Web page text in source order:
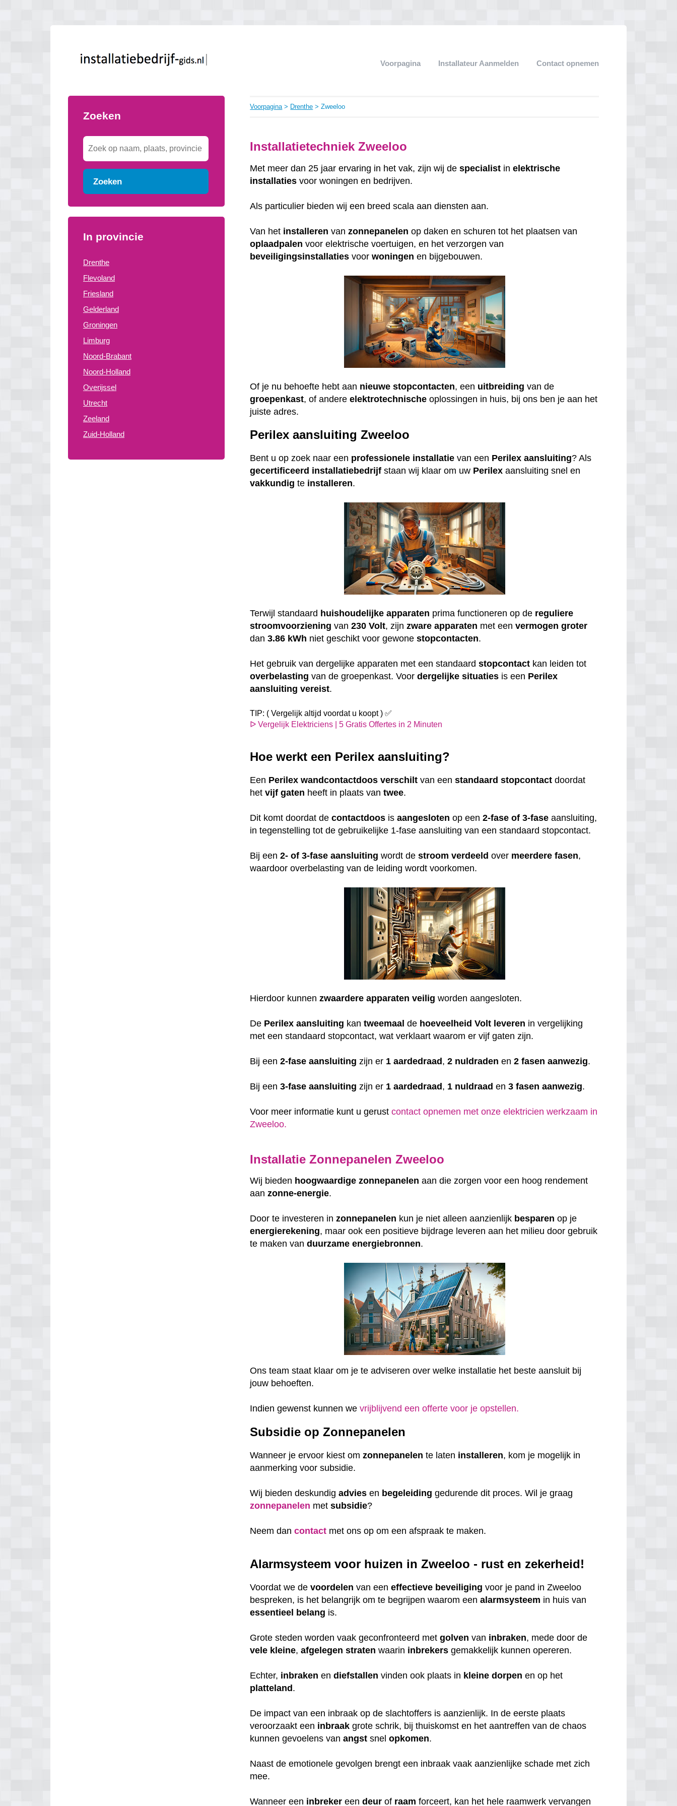
Voorpagina Installateur Aanmelden Contact opnemen
Zoeken
Zoeken
In provincie
Drenthe
Flevoland
Friesland
Gelderland
Groningen
Limburg
Noord-Brabant
Noord-Holland
Overijssel
Utrecht
Zeeland
Zuid-Holland
Voorpagina> Drenthe > Zweeloo
Installatietechniek Zweeloo
Met meer dan 25 jaar ervaring in het vak, zijn wij despecialist inelektrische
installaties voor woningen en bedrijven.
Als particulier bieden wij een breed scala aan diensten aan.
Van het installeren vanzonnepanelen op daken en schuren tot het plaatsen van
oplaadpalen voor elektrische voertuigen, en het verzorgen van
beveiligingsinstallaties voorwoningen en bijgebouwen.
Of je nu behoefte hebt aan nieuwe stopcontacten, een uitbreiding van de
groepenkast, of andereelektrotechnische oplossingen in huis, bij ons ben je aan het
juiste adres.
Perilex aansluiting Zweeloo
Bent u op zoek naar een professionele installatie van een Perilex aansluiting? Als
gecertificeerd installatiebedrijf staan wij klaar om uw Perilex aansluiting snel en
vakkundig te installeren.
Terwijl standaard huishoudelijke apparaten prima functioneren op de reguliere
stroomvoorziening van230 Volt, zijnzware apparaten met eenvermogen groter
dan3.86 kWh niet geschikt voor gewonestopcontacten.
Het gebruik van dergelijke apparaten met een standaardstopcontact kan leiden tot
overbelasting van de groepenkast. Voordergelijke situaties is een Perilex
aansluiting vereist.
TIP: ( Vergelijk altijd voordat u koopt ) ✅
ᐅ Vergelijk Elektriciens | 5 Gratis Offertes in 2 Minuten
Hoe werkt een Perilex aansluiting?
Een Perilex wandcontactdoos verschilt van eenstandaard stopcontact doordat
het vijf gaten heeft in plaats vantwee.
Dit komt doordat decontactdoos isaangesloten op een2-fase of 3-fase aansluiting,
in tegenstelling tot de gebruikelijke 1-fase aansluiting van een standaard stopcontact.
Bij een2- of 3-fase aansluiting wordt destroom verdeeld over meerdere fasen,
waardoor overbelasting van de leiding wordt voorkomen.
Hierdoor kunnenzwaardere apparaten veilig worden aangesloten.
De Perilex aansluiting kantweemaal de hoeveelheid Volt leveren in vergelijking
met een standaard stopcontact, wat verklaart waarom er vijf gaten zijn.
Bij een2-fase aansluiting zijn er 1 aardedraad,2 nuldraden en2 fasen aanwezig.
Bij een3-fase aansluiting zijn er 1 aardedraad, 1 nuldraad en3 fasen aanwezig.
Voor meer informatie kunt u gerustcontact opnemen met onze elektricien werkzaam in
Zweeloo.
Installatie Zonnepanelen Zweeloo
Wij bieden hoogwaardige zonnepanelen aan die zorgen voor een hoog rendement
aanzonne-energie.
Door te investeren inzonnepanelen kun je niet alleen aanzienlijk besparen op je
energierekening, maar ook een positieve bijdrage leveren aan het milieu door gebruik
te maken vanduurzame energiebronnen.
Ons team staat klaar om je te adviseren over welke installatie het beste aansluit bij
jouw behoeften.
Indien gewenst kunnen wevrijblijvend een offerte voor je opstellen.
Subsidie op Zonnepanelen
Wanneer je ervoor kiest omzonnepanelen te laten installeren, kom je mogelijk in
aanmerking voor subsidie.
Wij bieden deskundigadvies en begeleiding gedurende dit proces. Wil je graag
zonnepanelen metsubsidie?
Neem dancontact met ons op om een afspraak te maken.
Alarmsysteem voor huizen in Zweeloo - rust en zekerheid!
Voordat we devoordelen van eeneffectieve beveiliging voor je pand in Zweeloo
bespreken, is het belangrijk om te begrijpen waarom eenalarmsysteem in huis van
essentieel belang is.
Grote steden worden vaak geconfronteerd metgolven van inbraken, mede door de
vele kleine,afgelegen straten waarin inbrekers gemakkelijk kunnen opereren.
Echter, inbraken endiefstallen vinden ook plaats in kleine dorpen en op het
platteland.
De impact van een inbraak op de slachtoffers is aanzienlijk. In de eerste plaats
veroorzaakt een inbraak grote schrik, bij thuiskomst en het aantreffen van de chaos
kunnen gevoelens vanangst snelopkomen.
Naast de emotionele gevolgen brengt een inbraak vaak aanzienlijke schade met zich
mee.
Wanneer een inbreker eendeur of raam forceert, kan het hele raamwerk vervangen